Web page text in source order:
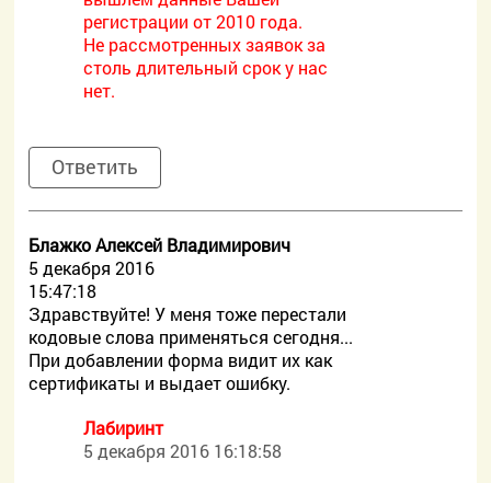
регистрации от 2010 года.
Не рассмотренных заявок за
столь длительный срок у нас
нет.
Ответить
Блажко Алексей Владимирович
5 декабря 2016
15:47:18
Здравствуйте! У меня тоже перестали
кодовые слова применяться сегодня...
При добавлении форма видит их как
сертификаты и выдает ошибку.
Лабиринт
5 декабря 2016 16:18:58